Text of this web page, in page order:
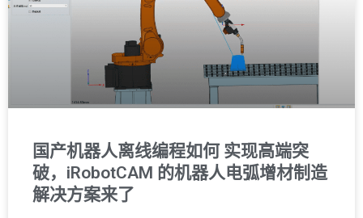
国产机器人离线编程如何 实现高端突
破，iRobotCAM 的机器人电弧增材制造
解决方案来了